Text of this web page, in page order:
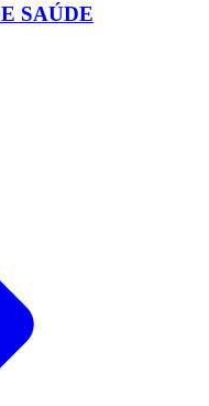
SAÚDE